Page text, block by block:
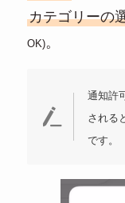
カテゴリーの
OK)。
通知許
される
です。